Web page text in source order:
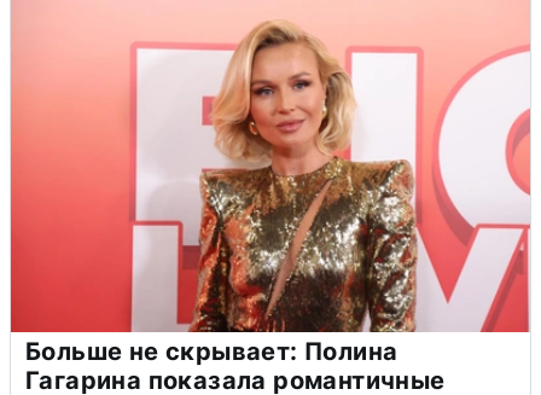
Больше не скрывает: Полина
Гагарина показала романтичные